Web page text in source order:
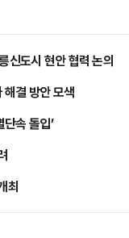
신도시 현안 협력 논의
해결 방안 모색
속 돌입’
최